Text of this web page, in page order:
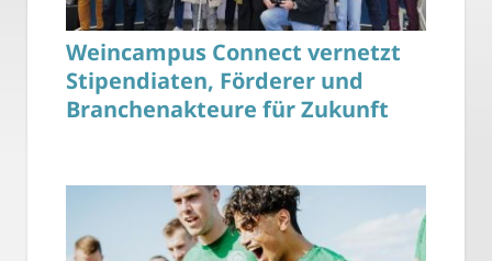
Weincampus Connect vernetzt
Stipendiaten, Förderer und
Branchenakteure für Zukunft